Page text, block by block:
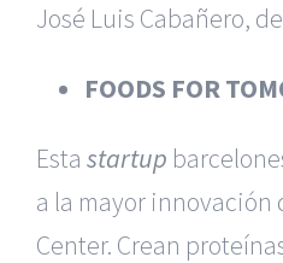
José Luis Cabañero,
FOODS FOR
Esta startup
a la mayor innovación
Center. Crean